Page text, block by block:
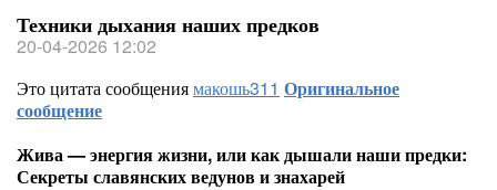
Техники дыхания наших предков
20-04-2026 12:02
Это цитата сообщениямакошь311 Оригинальное
сообщение
Жива — энергия жизни, или как дышали наши предки:
Секреты славянских ведунов и знахарей